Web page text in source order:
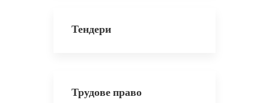
Тендери
Трудове право